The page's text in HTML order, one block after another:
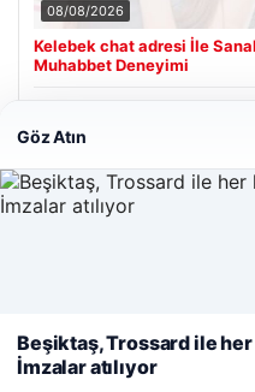
08/08/2026
Kelebek chat adresi İle
Muhabbet Deneyimi
Web sitemizi nasıl
kullanıyoruz.
Çerez
Reddet
Göz Atın
Beşiktaş, Trossard ile
İmzalar atılıyor